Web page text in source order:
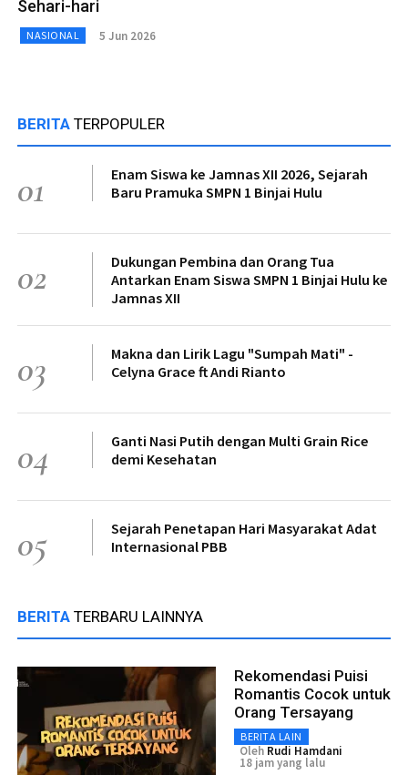
Sehari-hari
NASIONAL 5 Jun 2026
BERITA TERPOPULER
01
Enam Siswa ke Jamnas XII 2026, Sejarah
Baru Pramuka SMPN 1 Binjai Hulu
02
Dukungan Pembina dan Orang Tua
Antarkan Enam Siswa SMPN 1 Binjai Hulu ke
Jamnas XII
03
Makna dan Lirik Lagu "Sumpah Mati" -
Celyna Grace ft Andi Rianto
04
Ganti Nasi Putih dengan Multi Grain Rice
demi Kesehatan
05
Sejarah Penetapan Hari Masyarakat Adat
Internasional PBB
BERITA TERBARU LAINNYA
Rekomendasi Puisi
Romantis Cocok untuk
Orang Tersayang
BERITA LAIN
Oleh Rudi Hamdani
18 jam yang lalu